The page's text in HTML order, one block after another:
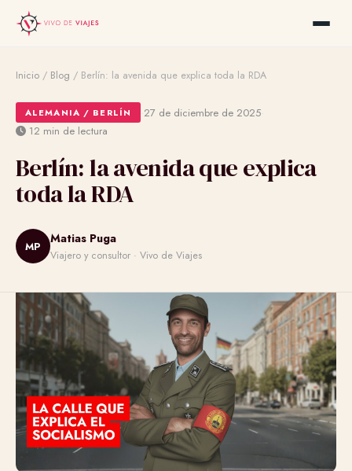
Inicio / Blog / Berlín: la avenida que explica toda la RDA
ALEMANIA / BERLÍN 27 de diciembre de 2025
12 min de lectura
Berlín: la avenida que explica
toda la RDA
MP
Matias Puga
Viajero y consultor · Vivo de Viajes